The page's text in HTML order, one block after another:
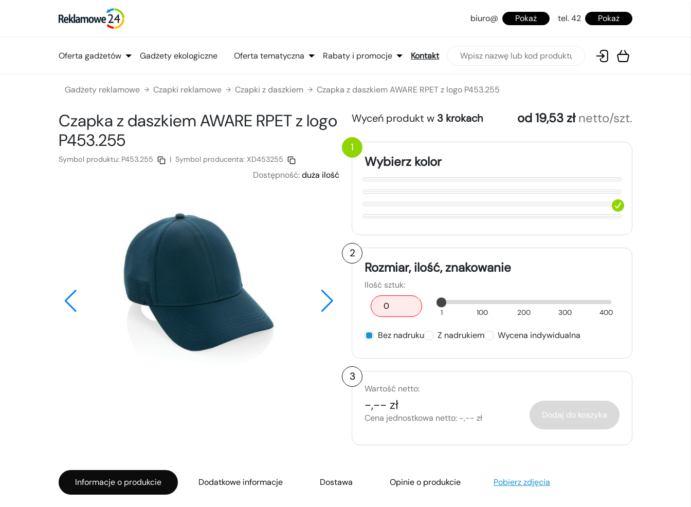
biuro@ Pokaż tel. 42 Pokaż
Oferta gadżetów Gadżety ekologiczne Oferta tematyczna Rabaty i promocje Kontakt
Gadżety reklamowe → Czapki reklamowe → Czapki z daszkiem → Czapka z daszkiem AWARE RPET z logo P453.255
Czapka z daszkiem AWARE RPETz logo
P453.255
Symbol produktu: P453.255 | Symbol producenta: XD453255
Dostępność:duża ilość
Wyceń produkt w 3 krokach od 19,53 zł netto/szt.
1
Wybierz kolor
2
Rozmiar, ilość, znakowanie
Ilość sztuk:
1 100 200 300 400
Bez nadruku Z nadrukiem Wycena indywidualna
3
Wartość netto:
-,-- zł
Cena jednostkowa netto: -,-- zł Dodaj do koszyka
Informacje o produkcie Dodatkowe informacje Dostawa Opinie o produkcie Pobierz zdjęcia